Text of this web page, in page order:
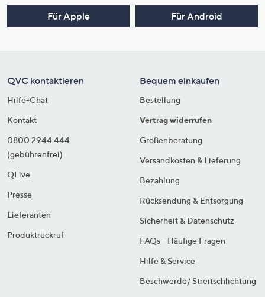
Für Apple Für Android
QVC kontaktieren
Hilfe-Chat
Kontakt
0800 2944 444
(gebührenfrei)
QLive
Presse
Lieferanten
Produktrückruf
Bequem einkaufen
Bestellung
Vertrag widerrufen
Größenberatung
Versandkosten & Lieferung
Bezahlung
Rücksendung & Entsorgung
Sicherheit & Datenschutz
FAQs - Häufige Fragen
Hilfe & Service
Beschwerde/ Streitschlichtung